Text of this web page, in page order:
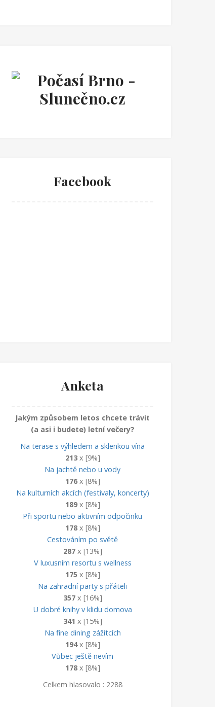
Facebook
Anketa
Jakým způsobem letos chcete trávit
(a asi i budete) letní večery?
Na terase s výhledem a sklenkou vína
213x [9%]
Na jachtě nebo u vody
176x [8%]
Na kulturních akcích (festivaly, koncerty)
189x [8%]
Při sportu nebo aktivním odpočinku
178x [8%]
Cestováním po světě
287x [13%]
V luxusním resortu s wellness
175 x [8%]
Na zahradní party s přáteli
357x [16%]
U dobré knihy v klidu domova
341 x [15%]
Na fine dining zážitcích
194x [8%]
Vůbec ještě nevím
178x [8%]
Celkem hlasovalo : 2288